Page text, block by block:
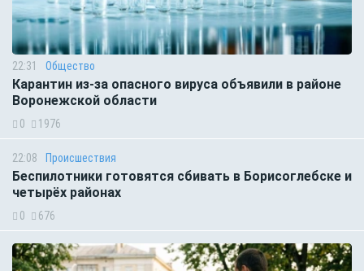
22:31 Общество
Карантин из-за опасного вируса объявили в районе
Воронежской области
0 1976
22:08 Происшествия
Беспилотники готовятся сбивать в Борисоглебске и
четырёх районах
0 676